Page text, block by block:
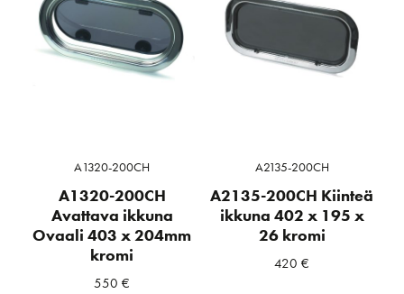
A1320-200CH
A1320-200CH
Avattava ikkuna
Ovaali 403 x 204mm
kromi
550€
A2135-200CH
A2135-200CH Kiinteä
ikkuna 402 x 195 x
26 kromi
420€